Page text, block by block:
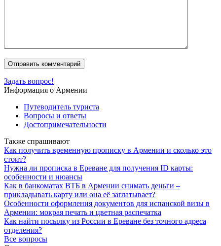
Задать вопрос!
Информация о Армении
Путеводитель туриста
Вопросы и ответы
Достопримечательности
Также спрашивают
Как получить временную прописку в Армении и сколько это
стоит?
Нужна ли прописка в Ереване для получения ID карты:
особенности и нюансы
Как в банкоматах ВТБ в Армении снимать деньги –
прикладывать карту или она её заглатывает?
Особенности оформления документов для испанской визы в
Армении: мокрая печать и цветная распечатка
Как найти посылку из России в Ереване без точного адреса
отделения?
Все вопросы